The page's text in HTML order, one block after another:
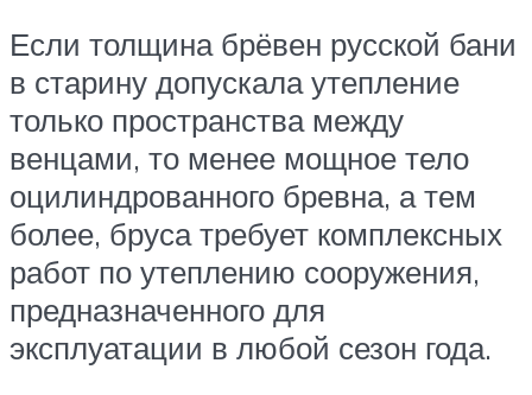
Если толщина брёвен русской бани
в старину допускала утепление
только пространства между
венцами, то менее мощное тело
оцилиндрованного бревна, а тем
более, бруса требует комплексных
работ по утеплению сооружения,
предназначенного для
эксплуатации в любой сезон года.